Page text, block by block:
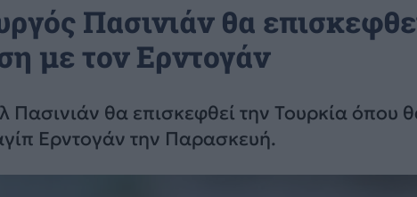
Πασινιάν θα
με τον Ερντογάν
θα επισκεφθεί την Τουρκία όπου
Ερντογάν την Παρασκευή.